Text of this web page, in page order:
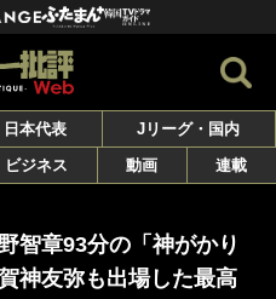
日本代表
Jリーグ・国内
ビジネス 動画 連載
智章93分の「神がかり
神友弥も出場した最高